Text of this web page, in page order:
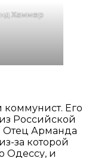
Хаммер
Его
Российской
Отец Арманда
за которой
Одессу, и